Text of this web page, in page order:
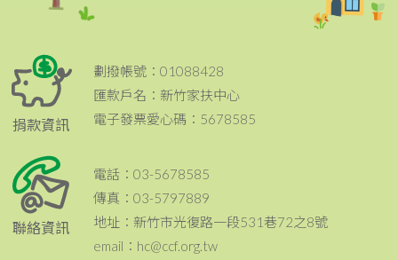
捐款資訊
劃撥帳號：01088428
匯款戶名：新竹家扶中心
電子發票愛心碼：5678585
聯絡資訊
電話：03-5678585
傳真：03-5797889
地址：新竹市光復路一段531巷72之8號
email：hc@ccf.org.tw